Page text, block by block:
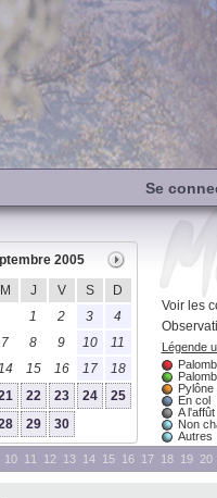
Se
2005
M J V S
D
1
2 3
4
7 8 9 10
11
15 16 17
18
22 23 24
25
29 30
Voir les
Légende
Pylône
En col
A l'affût
Non
Autres
10 11 12 13 14 15 16 17 18 19 20